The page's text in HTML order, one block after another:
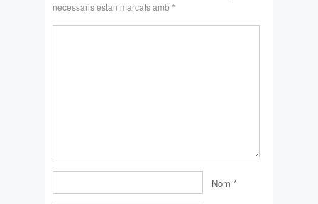
necessaris estan marcats amb*
Nom *